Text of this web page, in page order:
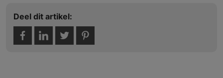
Deel dit artikel: